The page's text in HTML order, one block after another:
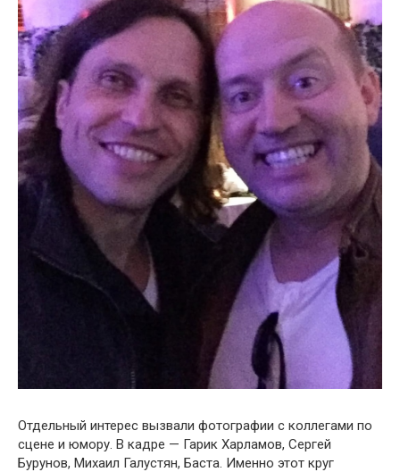
Отдельный интерес вызвали фотографии с коллегами по
сцене и юмору. В кадре — Гарик Харламов, Сергей
Бурунов, Михаил Галустян, Баста. Именно этот круг